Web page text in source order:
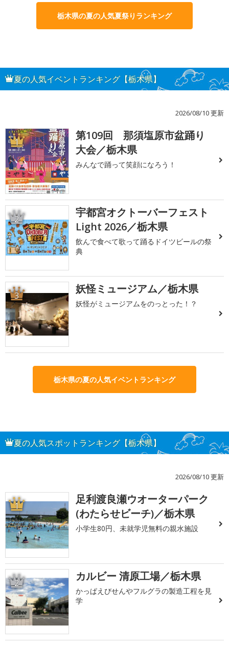
栃木県の夏の人気夏祭りランキング
夏の人気イベントランキング【栃木県】
2026/08/10 更新
1
第109回 那須塩原市盆踊り
大会／栃木県
みんなで踊って笑顔になろう！
2
宇都宮オクトーバーフェスト
Light 2026／栃木県
飲んで食べて歌って踊るドイツビールの祭
典
3 妖怪ミュージアム／栃木県
妖怪がミュージアムをのっとった！？
栃木県の夏の人気イベントランキング
夏の人気スポットランキング【栃木県】
2026/08/10 更新
1
足利渡良瀬ウオーターパーク
(わたらせビーチ)／栃木県
小学生80円、未就学児無料の親水施設
2 カルビー 清原工場／栃木県
かっぱえびせんやフルグラの製造工程を見
学